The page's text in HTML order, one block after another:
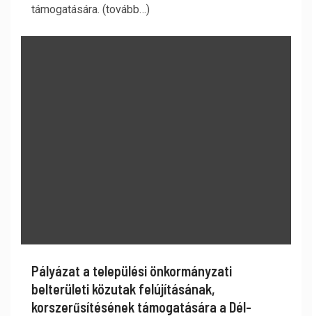
támogatására. (tovább…)
Pályázat a települési önkormányzati
belterületi közutak felújításának,
korszerűsítésének támogatására a Dél-